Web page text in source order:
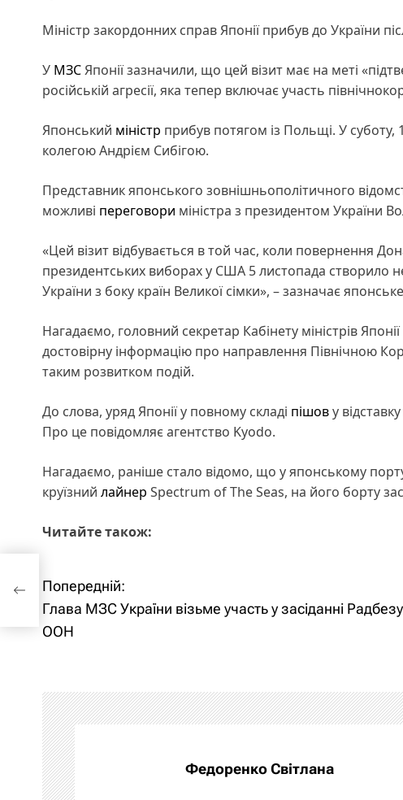
Міністр закордонних справ Японії прибув до України
У МЗСЯпонії зазначили, що цей візит має на меті
російській агресії, яка тепер включає участь
Японський міністр прибув потягом із Польщі. У суботу,
колегою Андрієм Сибігою.
Представник японського зовнішньополітичного
можливі переговори міністра з президентом України
«Цей візит відбувається в той час, коли повернення
президентських виборах у США 5 листопада створило
України з боку країн Великої сімки», – зазначає
Нагадаємо, головний секретар Кабінету міністрів
достовірну інформацію про направлення Північною
таким розвитком подій.
До слова, уряд Японії у повному складі пішову
Про це повідомляє агентство Kyodo.
Нагадаємо, раніше стало відомо, що у японському
круїзний лайнер Spectrum of The Seas, на його борту
Читайте також:
Н
а
і
г
а
Попередній:
Глава МЗС України візьме участь у засіданні Радбезу
ООН
Федоренко Світлана